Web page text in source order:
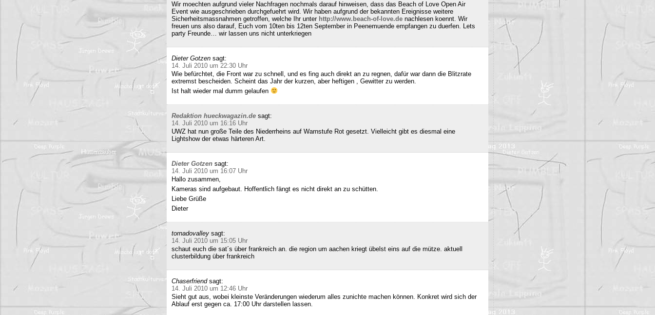
Wir moechten aufgrund vieler Nachfragen nochmals darauf hinweisen, dass das Beach of Love Open Air
Event wie ausgeschrieben durchgefuehrt wird. Wir haben aufgrund der bekannten Ereignisse weitere
Sicherheitsmassnahmen getroffen, welche Ihr unter http://www.beach-of-love.de nachlesen koennt. Wir
freuen uns also darauf, Euch vom 10ten bis 12ten September in Peenemuende empfangen zu duerfen. Lets
party Freunde… wir lassen uns nicht unterkriegen
Dieter Gotzen sagt:
14. Juli 2010 um 22:30 Uhr
Wie befürchtet, die Front war zu schnell, und es fing auch direkt an zu regnen, dafür war dann die Blitzrate
extremst bescheiden. Scheint das Jahr der kurzen, aber heftigen , Gewitter zu werden.
Ist halt wieder mal dumm gelaufen
Redaktion hueckwagazin.de sagt:
14. Juli 2010 um 16:16 Uhr
UWZ hat nun große Teile des Niederrheins auf Warnstufe Rot gesetzt. Vielleicht gibt es diesmal eine
Lightshow der etwas härteren Art.
Dieter Gotzen sagt:
14. Juli 2010 um 16:07 Uhr
Hallo zusammen,
Kameras sind aufgebaut. Hoffentlich fängt es nicht direkt an zu schütten.
Liebe Grüße
Dieter
tornadovalley sagt:
14. Juli 2010 um 15:05 Uhr
schaut euch die sat´s über frankreich an. die region um aachen kriegt übelst eins auf die mütze. aktuell
clusterbildung über frankreich
Chaserfriend sagt:
14. Juli 2010 um 12:46 Uhr
Sieht gut aus, wobei kleinste Veränderungen wiederum alles zunichte machen können. Konkret wird sich der
Ablauf erst gegen ca. 17:00 Uhr darstellen lassen.